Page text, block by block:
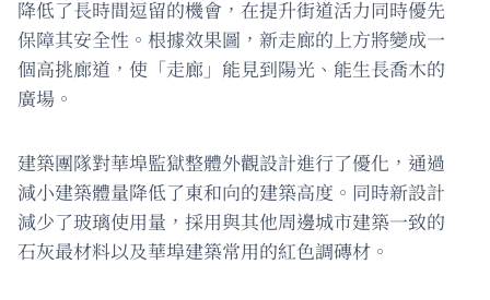
降低了長時間逗留的機會，在提升街道活力同時優先
保障其安全性。根據效果圖，新走廊的上方將變成一
個高挑廊道，使「走廊」能見到陽光、能生長喬木的
廣場。
建築團隊對華埠監獄整體外觀設計進行了優化，通過
減小建築體量降低了東和向的建築高度。同時新設計
減少了玻璃使用量，採用與其他周邊城市建築一致的
石灰最材料以及華埠建築常用的紅色調磚材。